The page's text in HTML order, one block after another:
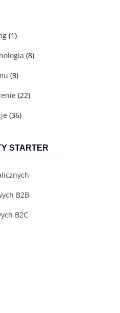
pobrania
e-booków, które pomogą Ci
z wiedzą i praktycznymi
(1)
(8)
(8)
(22)
(36)
STARTER
B2B
B2C